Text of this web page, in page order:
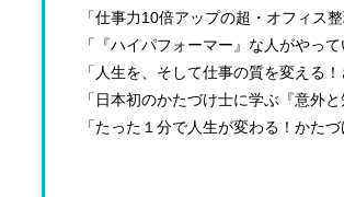
「仕事力10倍アップの超・オフィス
「『ハイパフォーマー』な人がやっ
「人生を、そして仕事の質を変える
「日本初のかたづけ士に学ぶ『意外
「たった１分で人生が変わる！かた